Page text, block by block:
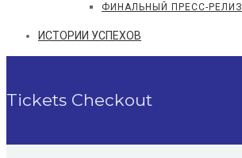
ФИНАЛЬНЫЙ ПРЕСС-РЕЛИЗ
ИСТОРИИ УСПЕХОВ
Tickets Checkout